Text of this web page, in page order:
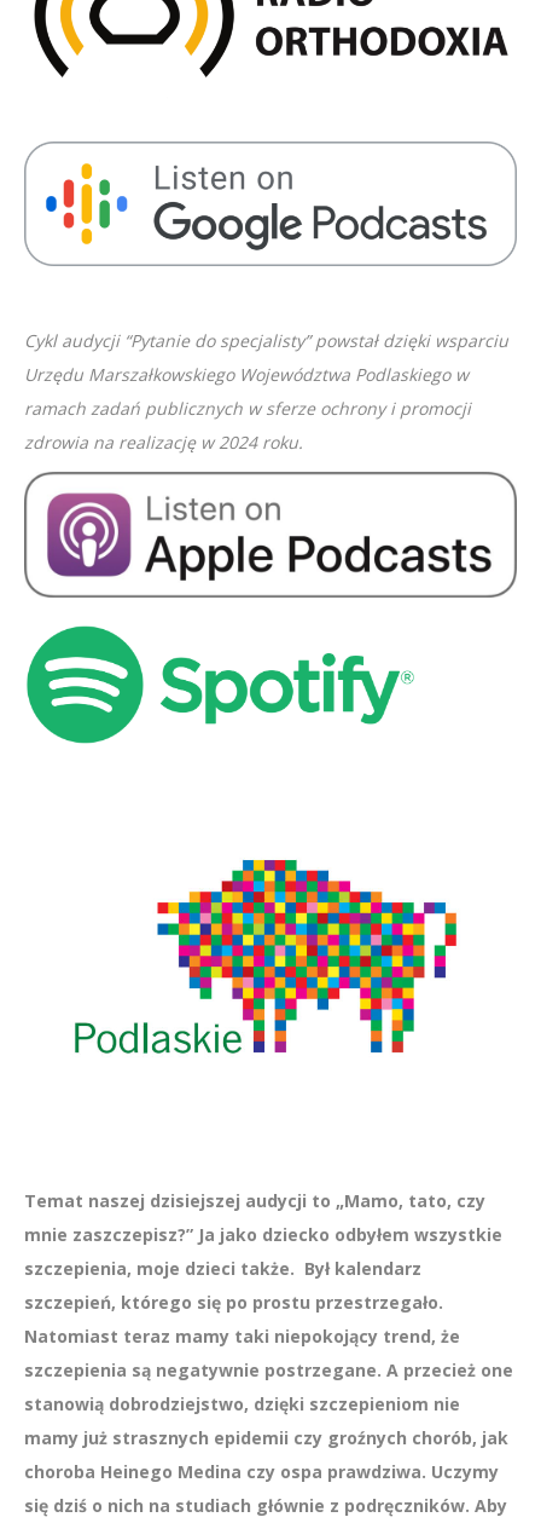
LINK
EMBED
Cykl audycji “Pytanie do specjalisty” powstał dzięki wsparciu
Urzędu Marszałkowskiego Województwa Podlaskiego w
ramach zadań publicznych w sferze ochrony i promocji
zdrowia na realizację w 2024 roku.
Temat naszej dzisiejszej audycji to „Mamo, tato, czy
mnie zaszczepisz?” Ja jako dziecko odbyłem wszystkie
szczepienia, moje dzieci także. Był kalendarz
szczepień, którego się po prostu przestrzegało.
Natomiast teraz mamy taki niepokojący trend, że
szczepienia są negatywnie postrzegane. A przecież one
stanowią dobrodziejstwo, dzięki szczepieniom nie
mamy już strasznych epidemii czy groźnych chorób, jak
choroba Heinego Medina czy ospa prawdziwa. Uczymy
się dziś o nich na studiach głównie z podręczników. Aby